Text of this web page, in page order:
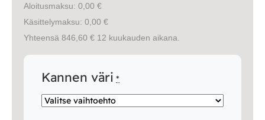
Aloitusmaksu: 0,00 €
Käsittelymaksu: 0,00 €
Yhteensä 846,60 € 12 kuukauden aikana.
Kannen väri *